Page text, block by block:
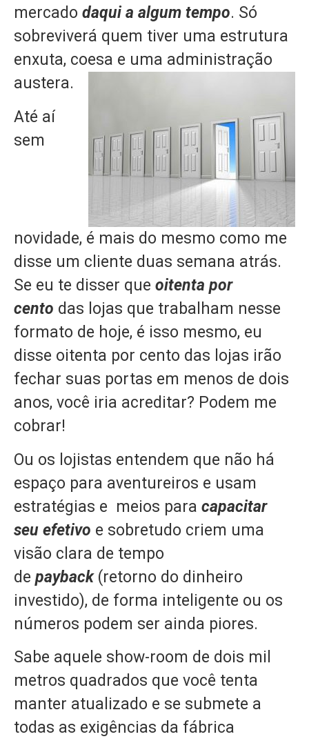
mercado daqui a algum tempo. Só
sobreviverá quem tiver uma estrutura
enxuta, coesa e uma administração
austera.
Até aí
sem
novidade, é mais do mesmo como me
disse um cliente duas semana atrás.
Se eu te disser que oitenta por
cento das lojas que trabalham nesse
formato de hoje, é isso mesmo, eu
disse oitenta por cento das lojas irão
fechar suas portas em menos de dois
anos, você iria acreditar? Podem me
cobrar!
Ou os lojistas entendem que não há
espaço para aventureiros e usam
estratégias e meios para capacitar
seu efetivo e sobretudo criem uma
visão clara de tempo
de payback (retorno do dinheiro
investido), de forma inteligente ou os
números podem ser ainda piores.
Sabe aquele show-room de dois mil
metros quadrados que você tenta
manter atualizado e se submete a
todas as exigências da fábrica